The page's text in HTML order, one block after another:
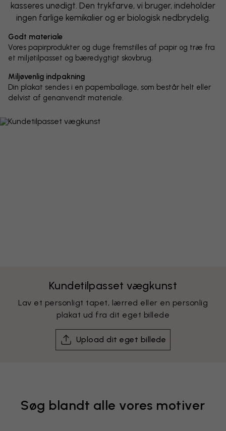
kasseres unødigt. Den trykfarve, vi bruger, indeholder
ingen farlige kemikalier og er biologisk nedbrydelig.
Godt materiale
Vores papirprodukter og duge fremstilles af papir og træ fra
et miljøtilpasset og bæredygtigt skovbrug.
Miljøvenlig indpakning
Din plakat sendes i en papemballage, som består helt eller
delvist af genanvendt materiale.
Kundetilpasset vægkunst
Lav et personligt tapet, lærred eller en personlig
plakat ud fra dit eget billede
Upload dit eget billede
Søg blandt alle vores motiver